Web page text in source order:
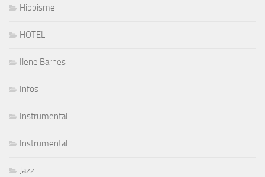
Hippisme
HOTEL
Ilene Barnes
Infos
Instrumental
Instrumental
Jazz